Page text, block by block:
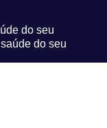
do seu
do seu